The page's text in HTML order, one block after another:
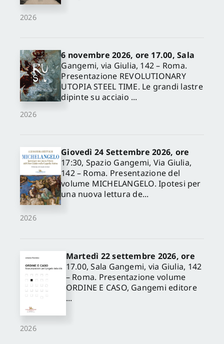
2026
2026
6 novembre 2026, ore 17.00, Sala
Gangemi, via Giulia, 142 – Roma.
Presentazione REVOLUTIONARY
UTOPIA STEEL TIME. Le grandi lastre
dipinte su acciaio ...
2026
Giovedì 24 Settembre 2026, ore
17:30, Spazio Gangemi, Via Giulia,
142 – Roma. Presentazione del
volume MICHELANGELO. Ipotesi per
una nuova lettura de...
2026
Martedì 22 settembre 2026, ore
17.00, Sala Gangemi, via Giulia, 142
– Roma. Presentazione volume
ORDINE E CASO, Gangemi editore
...